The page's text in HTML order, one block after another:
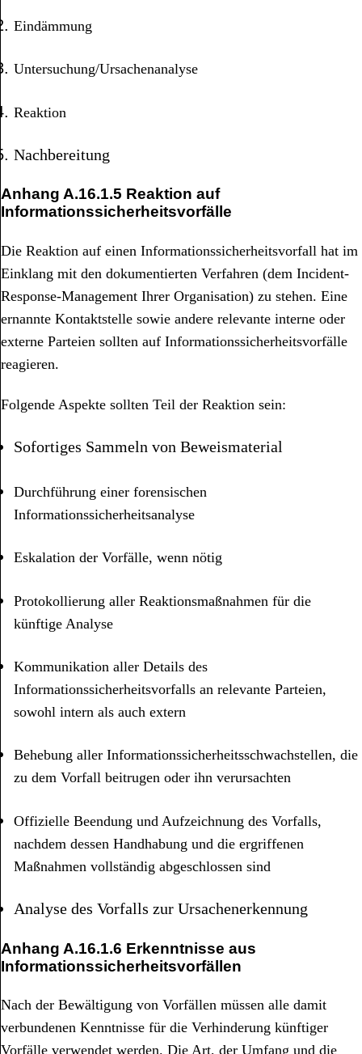
Eindämmung
Untersuchung/Ursachenanalyse
Reaktion
Nachbereitung
Anhang A.16.1.5 Reaktion auf
Informationssicherheitsvorfälle
Die Reaktion auf einen Informationssicherheitsvorfall hat im
Einklang mit den dokumentierten Verfahren (dem Incident-
Response-Management Ihrer Organisation) zu stehen. Eine
ernannte Kontaktstelle sowie andere relevante interne oder
externe Parteien sollten auf Informationssicherheitsvorfälle
reagieren.
Folgende Aspekte sollten Teil der Reaktion sein:
Sofortiges Sammeln von Beweismaterial
Durchführung einer forensischen
Informationssicherheitsanalyse
Eskalation der Vorfälle, wenn nötig
Protokollierung aller Reaktionsmaßnahmen für die
künftige Analyse
Kommunikation aller Details des
Informationssicherheitsvorfalls an relevante Parteien,
sowohl intern als auch extern
Behebung aller Informationssicherheitsschwachstellen, die
zu dem Vorfall beitrugen oder ihn verursachten
Offizielle Beendung und Aufzeichnung des Vorfalls,
nachdem dessen Handhabung und die ergriffenen
Maßnahmen vollständig abgeschlossen sind
Analyse des Vorfalls zur Ursachenerkennung
Anhang A.16.1.6 Erkenntnisse aus
Informationssicherheitsvorfällen
Nach der Bewältigung von Vorfällen müssen alle damit
verbundenen Kenntnisse für die Verhinderung künftiger
Vorfälle verwendet werden. Die Art, der Umfang und die